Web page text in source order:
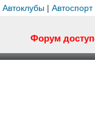
Автоклубы| Автоспорт
Форум